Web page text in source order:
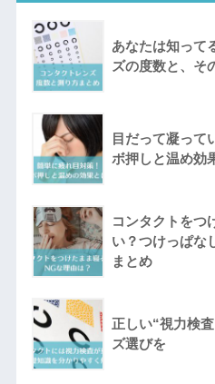
あなたは知って
ズの度数と、そ
目だって凝って
ボ押しと温め効
コンタクトをつ
い？つけっぱな
まとめ
正しい“視力検
ズ選びを